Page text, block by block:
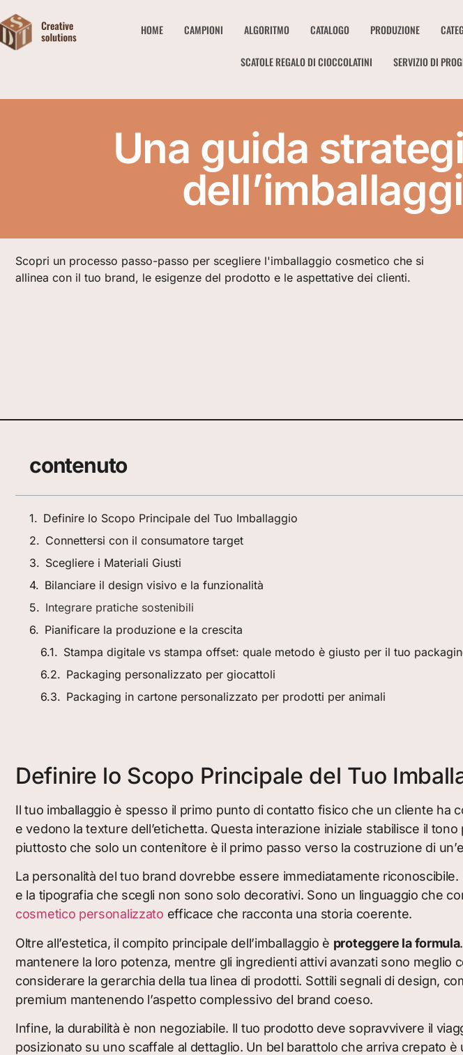
HOME CAMPIONI ALGORITMO CATALOGO PRODUZIONE
SCATOLE REGALO DI CIOCCOLATINI SERVIZIO DI
Una guida
Scopri un processo passo-passo per scegliere l'imballaggio cosmetico che si
allinea con il tuo brand, le esigenze del prodotto e le aspettative dei clienti.
contenuto
Definire lo Scopo Principale del Tuo Imballaggio
Connettersi con il consumatore target
Scegliere i Materiali Giusti
Bilanciare il design visivo e la funzionalità
Integrare pratiche sostenibili
Pianificare la produzione e la crescita
Stampa digitale vs stampa offset: quale metodo è giusto per il tuo
Packaging personalizzato per giocattoli
Packaging in cartone personalizzato per prodotti per animali
Definire lo Scopo Principale del Tuo
Il tuo imballaggio è spesso il primo punto di contatto fisico che un cliente
e vedono la texture dell’etichetta. Questa interazione iniziale stabilisce il
piuttosto che solo un contenitore è il primo passo verso la costruzione di
La personalità del tuo brand dovrebbe essere immediatamente
e la tipografia che scegli non sono solo decorativi. Sono un linguaggio che
cosmetico personalizzato efficace che racconta una storia coerente.
Oltre all’estetica, il compito principale dell’imballaggio è proteggere la formula
mantenere la loro potenza, mentre gli ingredienti attivi avanzati sono
considerare la gerarchia della tua linea di prodotti. Sottili segnali di design,
premium mantenendo l’aspetto complessivo del brand coeso.
Infine, la durabilità è non negoziabile. Il tuo prodotto deve sopravvivere il
posizionato su uno scaffale al dettaglio. Un bel barattolo che arriva crepato è